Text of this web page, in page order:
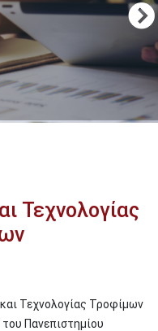
Τεχνολογίας
Τεχνολογίας Τροφίμων
Πανεπιστημίου